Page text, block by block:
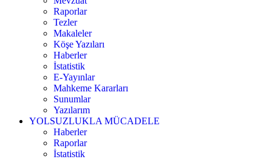
Raporlar
Tezler
Makaleler
Köşe Yazıları
Haberler
İstatistik
E-Yayınlar
Mahkeme Kararları
Sunumlar
Yazılarım
YOLSUZLUKLA MÜCADELE
Haberler
Raporlar
İstatistik